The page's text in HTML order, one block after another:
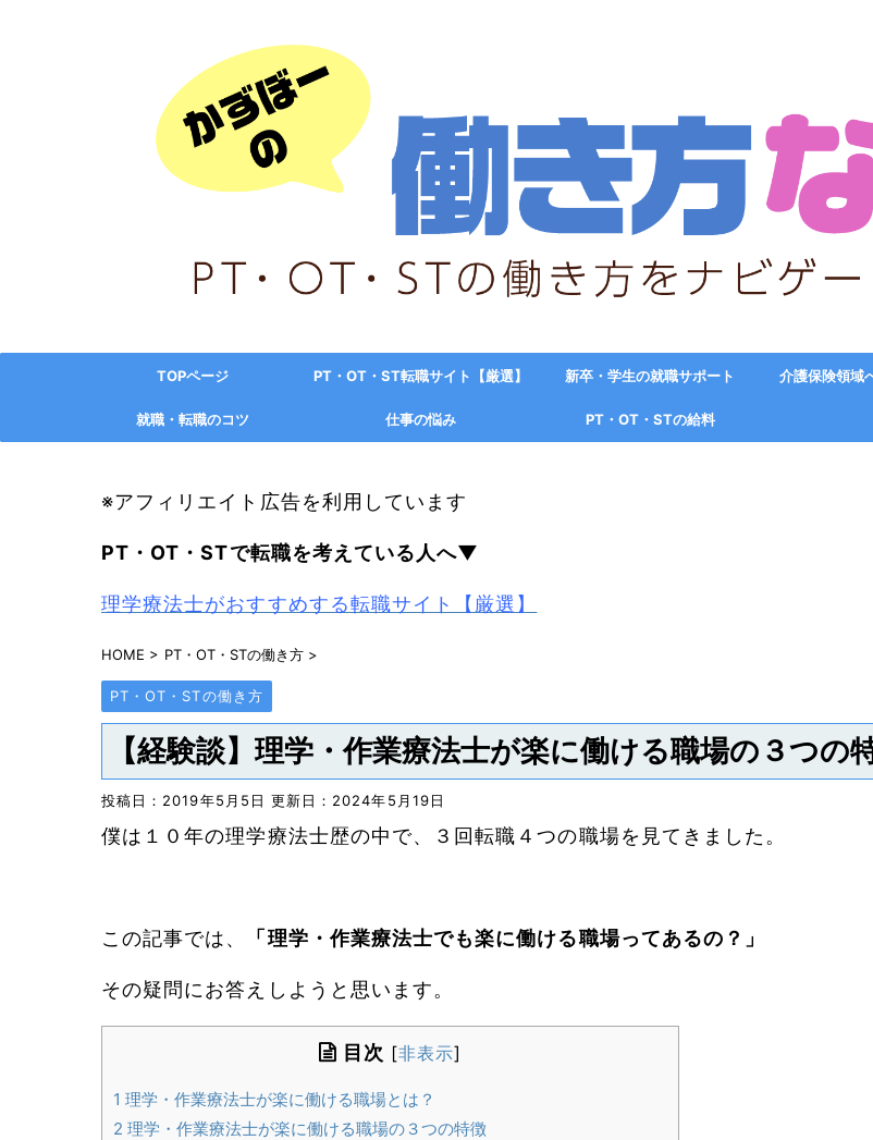
TOPページ PT・OT・ST転職サイト【厳選】 新卒・学生の就職サポート 介護保険領域
就職・転職のコツ 仕事の悩み PT・OT・STの給料
※アフィリエイト広告を利用しています
PT・OT・STで転職を考えている人へ▼
理学療法士がおすすめする転職サイト【厳選】
HOME > PT・OT・STの働き方 >
PT・OT・STの働き方
【経験談】理学・作業療法士が楽に働ける職場の３つの
投稿日：2019年5月5日 更新日： 2024年5月19日
僕は１０年の理学療法士歴の中で、３回転職４つの職場を見てきました。
この記事では、 「理学・作業療法士でも楽に働ける職場ってあるの？」
その疑問にお答えしようと思います。
目次 [非表示]
1 理学・作業療法士が楽に働ける職場とは？
2 理学・作業療法士が楽に働ける職場の３つの特徴